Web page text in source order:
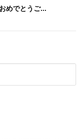
めでとうご...